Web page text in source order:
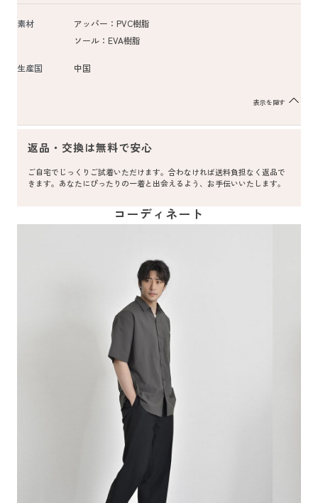
素材
アッパー：PVC樹脂
ソール：EVA樹脂
生産国 中国
表示を隠す
返品・交換は無料で安心
ご自宅でじっくりご試着いただけます。合わなければ送料負担なく返品で
きます。あなたにぴったりの一着と出会えるよう、お手伝いいたします。
コーディネート